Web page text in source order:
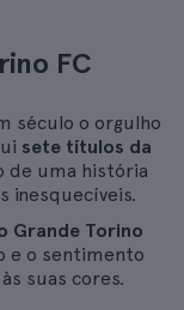
FC
século o orgulho
sete títulos da
de uma história
inesquecíveis.
Grande Torino
e o sentimento
suas cores.